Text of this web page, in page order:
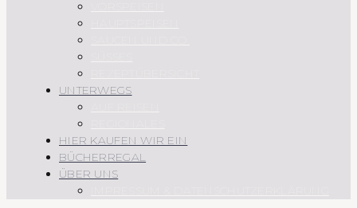
UNTERWEGS
HIER KAUFEN WIR EIN
BÜCHERREGAL
ÜBER UNS